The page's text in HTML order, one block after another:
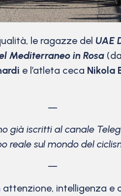
le ragazze del UAE
Mediterraneo in Rosa
e l’atleta ceca Nikola
—
già iscritti al canale
reale sul mondo del
—
intelligenza